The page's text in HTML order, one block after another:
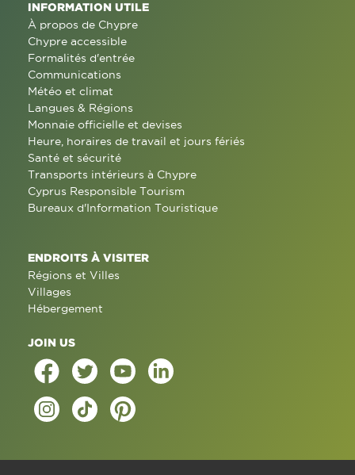
INFORMATION UTILE
À propos de Chypre
Chypre accessible
Formalités d'entrée
Communications
Météo et climat
Langues & Régions
Monnaie officielle et devises
Heure, horaires de travail et jours fériés
Santé et sécurité
Transports intérieurs à Chypre
Cyprus Responsible Tourism
Bureaux d'Information Touristique
ENDROITS À VISITER
Régions et Villes
Villages
Hébergement
JOIN US